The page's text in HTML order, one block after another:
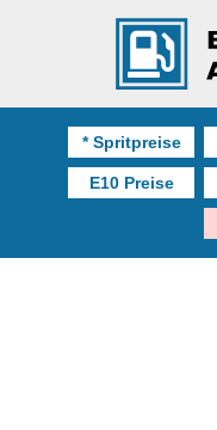
* Spritpreise
E10 Preise